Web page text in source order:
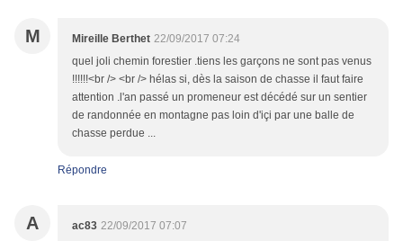
M Mireille Berthet 22/09/2017 07:24
quel joli chemin forestier .tiens les garçons ne sont pas venus
!!!!!!<br /> <br /> hélas si, dès la saison de chasse il faut faire
attention .l'an passé un promeneur est décédé sur un sentier
de randonnée en montagne pas loin d'içi par une balle de
chasse perdue ...
Répondre
A ac83 22/09/2017 07:07